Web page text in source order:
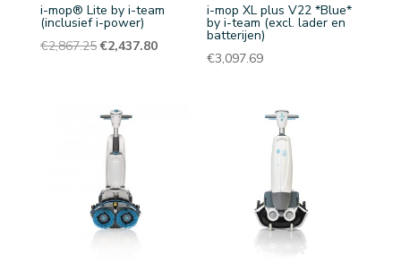
i-mop® Lite by i-team
(inclusief i-power)
€2,867.25Oorspronkelijke
€2,867.25.
€2,437.80Huidige
i-mop XL plus V22 *Blue*
by i-team (excl. lader en
batterijen)
€3,097.69